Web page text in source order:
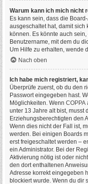
Warum kann ich mich nicht
Es kann sein, dass die
ausgeschaltet hat, damit
können. Es könnte auch
Benutzername, mit dem du
Um Hilfe zu erhalten, wende
Nach oben
Ich habe mich registriert,
Überprüfe zuerst, ob du den
Passwort eingegeben hast.
Möglichkeiten. Wenn COPPA
unter 13 Jahre alt bist, musst
Erziehungsberechtigten den
Wenn dies nicht der Fall ist,
werden. Bei einigen Boards
erst freigeschaltet werden –
ein Administrator. Bei der
Aktivierung nötig ist oder
den dort enthaltenen
Adresse korrekt eingegeben
blockiert wurde. Wenn du dir